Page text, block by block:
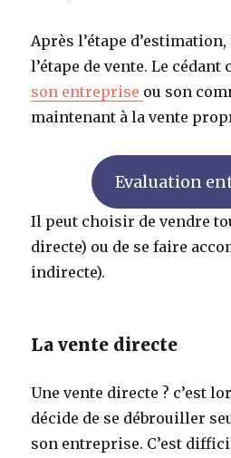
Après l’étape
l’étape de vente. Le cédant
son entreprise ou son
maintenant à la vente
Evaluation
Il peut choisir de vendre
directe) ou de se faire
indirecte).
La vente directe
Une vente directe ? c’est
décide de se débrouiller
son entreprise. C’est